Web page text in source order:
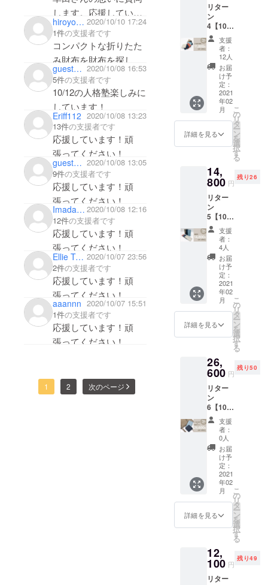
します。応援していま
す。 hiroyo_c5 2020/10/10 17:24
1件の支援者です
コンパクトな折りたた
み財布を財布を探して
いました。
guest6df91256ecc4 2020/10/08 16:53
5件の支援者です
10/12の人格塾楽しみに
しています！
Eriff112 2020/10/08 13:23
13件の支援者です
応援しています！頑
張ってください！
guest1374353bca 2020/10/08 13:05
9件の支援者です
応援しています！頑
張ってください！
Imada Motoko 2020/10/08 12:16
12件の支援者です
応援しています！頑
張ってください！
Ellie Tanaka 2020/10/07 23:56
2件の支援者です
応援しています！頑
張ってください！
aaannn 2020/10/07 15:51
1件の支援者です
応援しています！頑
張ってください！
1 2 次のページ
それぞ
れ選択
くださ
い ・定
価：
29,700
円（税
込）→
12%OF
F（3,60
0円引
き） ・
送料無
リター
ン
4【10%
OFF・
送料無
料】 限
定30個
「ダ
ニー」
コンパ
クト2つ
折り財
布 ・カ
ラーを
選択し
・定
価：
13,200
円（税
込）→
約
10%OF
F（1,40
0円引
き） ・
送料無
料（国
内の
み） ・
下記を
選択し
ていた
支援
者：
12人
お届
け予
定：
2021
年02
月
詳細を見る
こ
の
リ
タ
ー
ン
を
選
択
す
る
14,
800 円
残り26
リター
ン
5【10%
OFF・
送料無
料】 限
定30点
「ダ
ニー」
スマー
ト長財
ラーを
選択し
てくだ
価：
16,500
円（税
込）→
約
10%OF
F（1,70
0円引
き） ・
送料無
料（国
内の
み） ・
下記を
選択し
ていた
だきま
支援
者：
4人
お届
け予
定：
2021
年02
月
詳細を見る
こ
の
リ
タ
ー
ン
を
選
択
す
る
26,
600 円
残り50
リター
ン
6【10%
OFF・
送料無
料】 限
定50個
「ダ
ニー」
コンパ
クト2つ
折り財
布 & ス
マート
長財布
・2つ折
と長財
布のカ
ラーを
それぞ
支援
者：
0人
お届
け予
定：
2021
年02
月
詳細を見る
こ
の
リ
タ
ー
ン
を
選
択
す
る
12,
100 円
残り49
リター